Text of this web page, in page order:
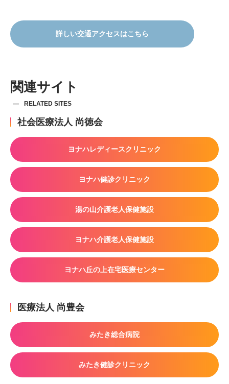
詳しい交通アクセスはこちら
関連サイト
RELATED SITES
社会医療法人 尚徳会
ヨナハレディースクリニック
ヨナハ健診クリニック
湯の山介護老人保健施設
ヨナハ介護老人保健施設
ヨナハ丘の上在宅医療センター
医療法人 尚豊会
みたき総合病院
みたき健診クリニック